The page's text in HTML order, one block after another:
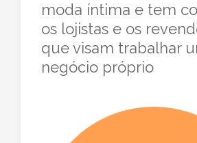
moda íntima e tem
os lojistas e os
que visam trabalhar
negócio próprio